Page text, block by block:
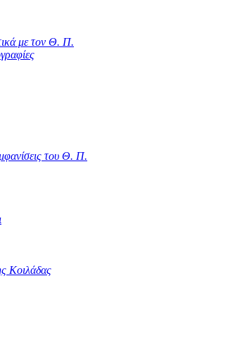
με τον Θ. Π.
του Θ. Π.
Κοιλάδας